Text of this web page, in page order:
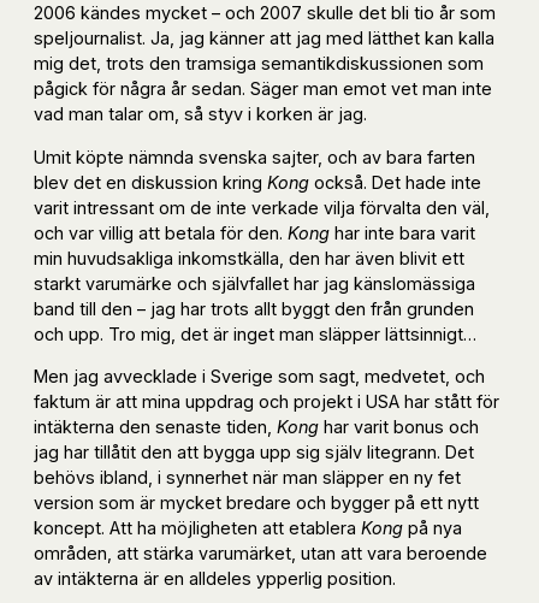
2006 kändes mycket – och 2007 skulle det bli tio år som
speljournalist. Ja, jag känner att jag med lätthet kan kalla
mig det, trots den tramsiga semantikdiskussionen som
pågick för några år sedan. Säger man emot vet man inte
vad man talar om, så styv i korken är jag.
Umit köpte nämnda svenska sajter, och av bara farten
blev det en diskussion kring Kong också. Det hade inte
varit intressant om de inte verkade vilja förvalta den väl,
och var villig att betala för den. Kong har inte bara varit
min huvudsakliga inkomstkälla, den har även blivit ett
starkt varumärke och självfallet har jag känslomässiga
band till den – jag har trots allt byggt den från grunden
och upp. Tro mig, det är inget man släpper lättsinnigt…
Men jag avvecklade i Sverige som sagt, medvetet, och
faktum är att mina uppdrag och projekt i USA har stått för
intäkterna den senaste tiden, Kong har varit bonus och
jag har tillåtit den att bygga upp sig själv litegrann. Det
behövs ibland, i synnerhet när man släpper en ny fet
version som är mycket bredare och bygger på ett nytt
koncept. Att ha möjligheten att etablera Kong på nya
områden, att stärka varumärket, utan att vara beroende
av intäkterna är en alldeles ypperlig position.